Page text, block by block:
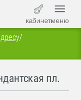
кабинетменю
/
пл.